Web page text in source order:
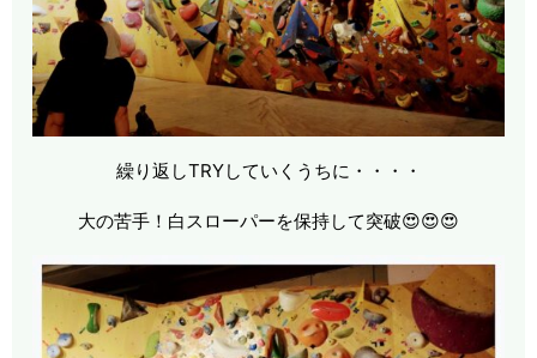
繰り返しTRYしていくうちに・・・・
大の苦手！白スローパーを保持して突破😍😍😍